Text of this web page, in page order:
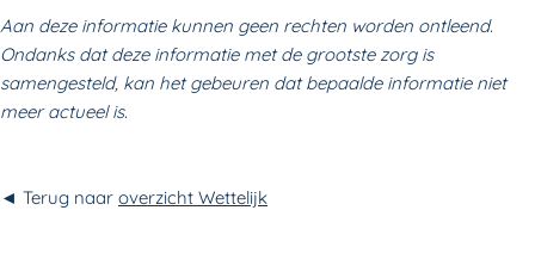
Aan deze informatie kunnen geen rechten worden ontleend.
Ondanks dat deze informatie met de grootste zorg is
samengesteld, kan het gebeuren dat bepaalde informatie niet
meer actueel is.
◄ Terug naar overzicht Wettelijk